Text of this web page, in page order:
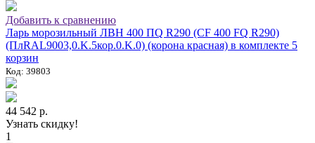
Добавить к сравнению
Ларь морозильный ЛВН 400 ПQ R290 (СF 400 FQ R290)
(ПлRAL9003,0.K.5кор.0.K.0) (корона красная) в комплекте 5
корзин
Код: 39803
44 542 р.
Узнать скидку!
1